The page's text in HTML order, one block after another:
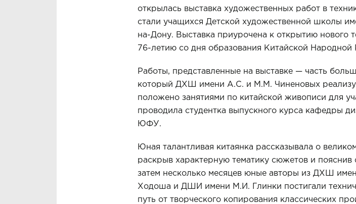
открылась выставка художественных работ в
стали учащихся Детской художественной школы
на-Дону. Выставка приурочена к открытию нового
76-летию со дня образования Китайской Народной
Работы, представленные на выставке — часть
который ДХШ имени А.С. и М.М. Чиненовых
положено занятиями по китайской живописи для
проводила студентка выпускного курса кафедры
ЮФУ.
Юная талантливая китаянка рассказывала о
раскрыв характерную тематику сюжетов и
затем несколько месяцев юные авторы из ДХШ
Ходоша и ДШИ имени М.И. Глинки постигали
путь от творческого копирования классических